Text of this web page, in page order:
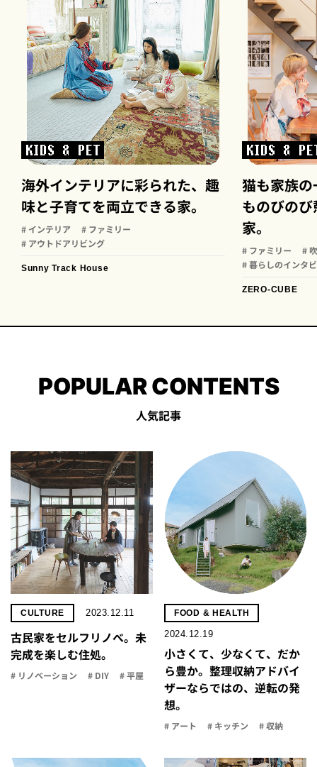
KIDS & PET
海外インテリアに彩られた、趣
味と子育てを両立できる家。
# インテリア
# ファミリー
# アウトドアリビング
Sunny Track House
KIDS &
猫も家族
ものびの
家。
# ファミリー
#
# 暮らしのインタ
ZERO-CUBE
POPULAR CONTENTS
人気記事
CULTURE 2023.12.11
古民家をセルフリノべ。未
完成を楽しむ住処。
# リノベーション # DIY # 平屋
FOOD & HEALTH
2024.12.19
小さくて、少なくて、だか
ら豊か。整理収納アドバイ
ザーならではの、逆転の発
想。
# アート # キッチン # 収納